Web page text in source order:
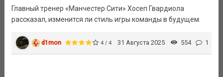
Главный тренер «Манчестер Сити» Хосеп Гвардиола
рассказал, изменится ли стиль игры команды в будущем.
d1mon 4 / 4 31 Августа 2025 554 1